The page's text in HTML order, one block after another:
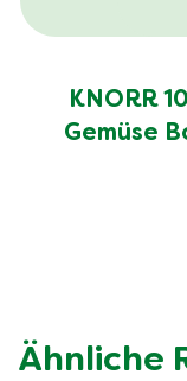
KNORR
Gemüse
Ähnliche